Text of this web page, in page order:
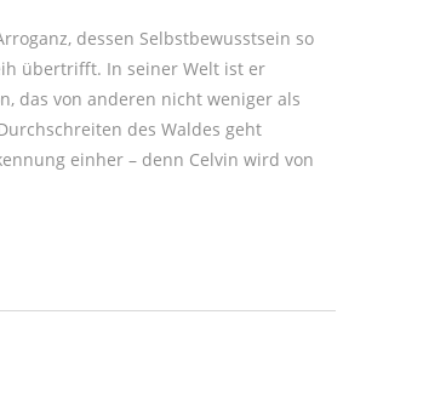
dessen Selbstbewusstsein so
übertrifft. In seiner Welt ist er
das von anderen nicht weniger als
des Waldes geht
einher – denn Celvin wird von